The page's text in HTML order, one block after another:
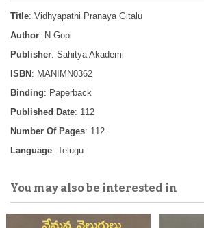
Title: Vidhyapathi Pranaya Gitalu
Author: N Gopi
Publisher: Sahitya Akademi
ISBN : MANIMN0362
Binding: Paperback
Published Date: 112
Number Of Pages: 112
Language: Telugu
You may also be interested in